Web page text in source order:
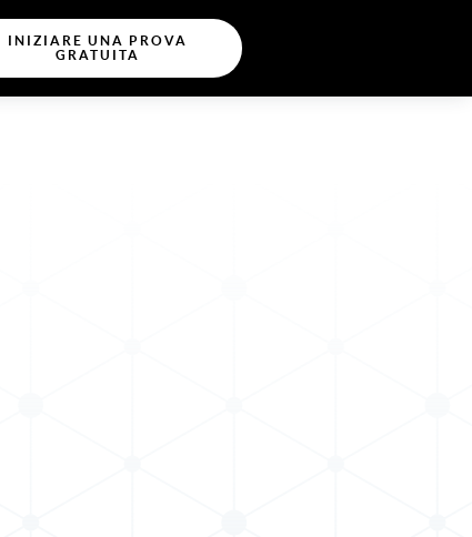
INIZIARE UNA PROVA
GRATUITA